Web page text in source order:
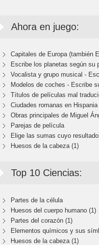
Ahora en juego:
Capitales de Europa (también
Escribe los planetas según su
Vocalista y grupo musical -
Modelos de coches - Escribe
Títulos de películas mal
Ciudades romanas en Hispania
Obras principales de Miguel
Parejas de película
Elige las sumas cuyo
Huesos de la cabeza (1)
Top 10 Ciencias:
Partes de la célula
Huesos del cuerpo humano (1)
Partes del corazón (1)
Elementos químicos y sus
Huesos de la cabeza (1)